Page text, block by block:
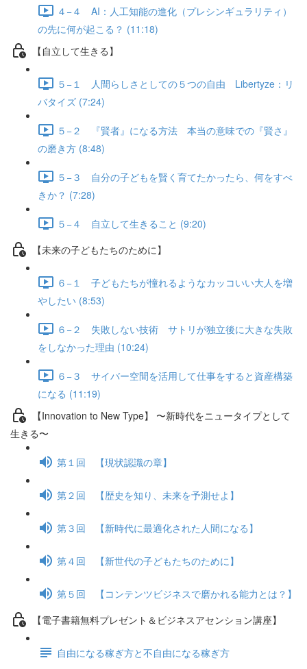
４−４ AI：人工知能の進化（プレシンギュラリティ）
の先に何が起こる？ (11:18)
【自立して生きる】
５−１ 人間らしさとしての５つの自由 Libertyze：リ
バタイズ (7:24)
５−２ 『賢者』になる方法 本当の意味での『賢さ』
の磨き方 (8:48)
５−３ 自分の子どもを賢く育てたかったら、何をすべ
きか？ (7:28)
５−４ 自立して生きること (9:20)
【未来の子どもたちのために】
６−１ 子どもたちが憧れるようなカッコいい大人を増
やしたい (8:53)
６−２ 失敗しない技術 サトリが独立後に大きな失敗
をしなかった理由 (10:24)
６−３ サイバー空間を活用して仕事をすると資産構築
になる (11:19)
【Innovation to New Type】 〜新時代をニュータイプとして
生きる〜
第１回 【現状認識の章】
第２回 【歴史を知り、未来を予測せよ】
第３回 【新時代に最適化された人間になる】
第４回 【新世代の子どもたちのために】
第５回 【コンテンツビジネスで磨かれる能力とは？】
【電子書籍無料プレゼント＆ビジネスアセンション講座】
自由になる稼ぎ方と不自由になる稼ぎ方